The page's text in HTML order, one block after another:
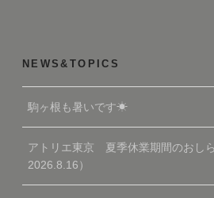
NEWS&TOPICS
駒ヶ根も暑いです☀
アトリエ東京 夏季休業期間のおし
2026.8.16）